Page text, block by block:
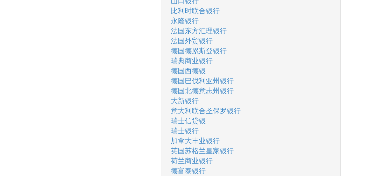
比利时联合银行
永隆银行
法国东方汇理银行
法国外贸银行
德国德累斯登银行
瑞典商业银行
德国西德银
德国巴伐利亚州银行
德国北德意志州银行
大新银行
意大利联合圣保罗银行
瑞士信贷银
瑞士银行
加拿大丰业银行
英国苏格兰皇家银行
荷兰商业银行
德富泰银行